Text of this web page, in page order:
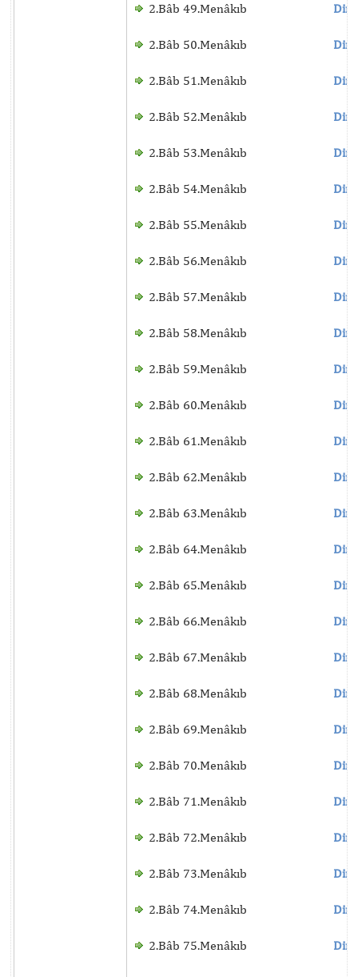
2.Bâb 49.Menâkıb
2.Bâb 50.Menâkıb
2.Bâb 51.Menâkıb
2.Bâb 52.Menâkıb
2.Bâb 53.Menâkıb
2.Bâb 54.Menâkıb
2.Bâb 55.Menâkıb
2.Bâb 56.Menâkıb
2.Bâb 57.Menâkıb
2.Bâb 58.Menâkıb
2.Bâb 59.Menâkıb
2.Bâb 60.Menâkıb
2.Bâb 61.Menâkıb
2.Bâb 62.Menâkıb
2.Bâb 63.Menâkıb
2.Bâb 64.Menâkıb
2.Bâb 65.Menâkıb
2.Bâb 66.Menâkıb
2.Bâb 67.Menâkıb
2.Bâb 68.Menâkıb
2.Bâb 69.Menâkıb
2.Bâb 70.Menâkıb
2.Bâb 71.Menâkıb
2.Bâb 72.Menâkıb
2.Bâb 73.Menâkıb
2.Bâb 74.Menâkıb
2.Bâb 75.Menâkıb